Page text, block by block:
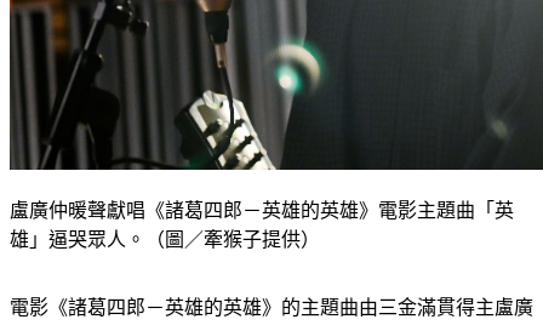
盧廣仲暖聲獻唱《諸葛四郎－英雄的英雄》電影主題曲「英
雄」逼哭眾人。（圖／牽猴子提供）
電影《諸葛四郎－英雄的英雄》的主題曲由三金滿貫得主盧廣